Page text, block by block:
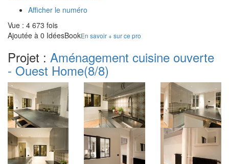
Afficher le numéro
Vue : 4 673 fois
Ajoutée à 0 IdéesBookEn savoir + sur ce pro
Projet : Aménagement cuisine ouverte
- Ouest Home(8/8)